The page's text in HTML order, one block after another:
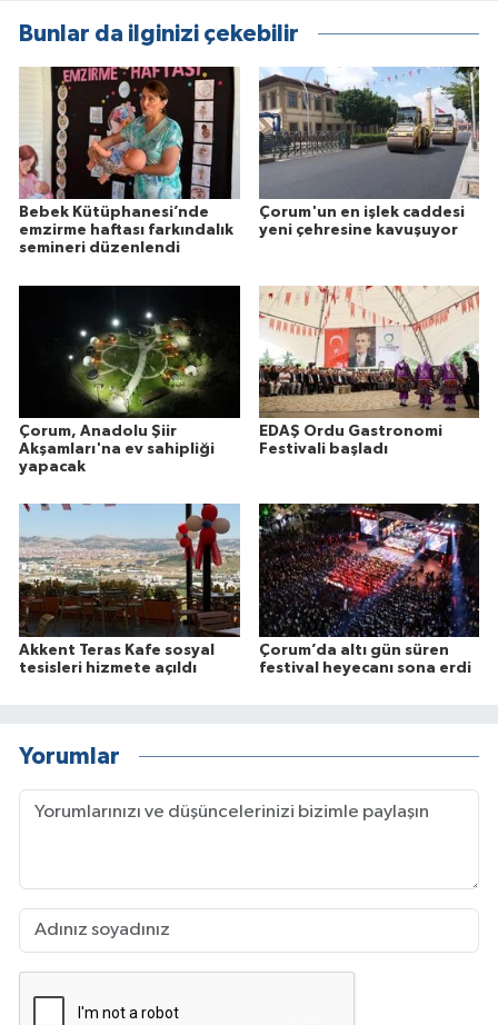
Bunlar da ilginizi çekebilir
Bebek Kütüphanesi’nde
emzirme haftası farkındalık
semineri düzenlendi
Çorum'un en işlek caddesi
yeni çehresine kavuşuyor
Çorum, Anadolu Şiir
Akşamları'na ev sahipliği
yapacak
EDAŞ Ordu Gastronomi
Festivali başladı
Akkent Teras Kafe sosyal
tesisleri hizmete açıldı
Çorum’da altı gün süren
festival heyecanı sona erdi
Yorumlar